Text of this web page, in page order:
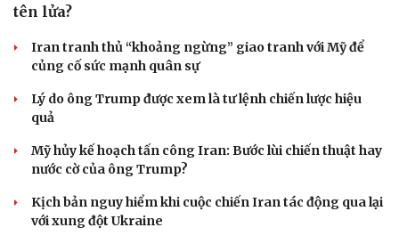
tên lửa?
Iran tranh thủ “khoảng ngừng” giao tranh với Mỹ để
củng cố sức mạnh quân sự
Lý do ông Trump được xem là tư lệnh chiến lược hiệu
quả
Mỹ hủy kế hoạch tấn công Iran: Bước lùi chiến thuật hay
nước cờ của ông Trump?
Kịch bản nguy hiểm khi cuộc chiến Iran tác động qua lại
với xung đột Ukraine